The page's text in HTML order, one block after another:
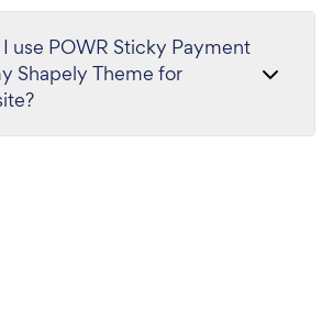
use POWR Sticky Payment
Shapely Theme for